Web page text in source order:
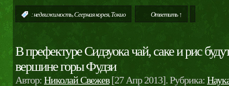
:недвижимость, Сеерная корея, Токио Ответить ↑
В префектуре Сидзуока чай, саке и рис
вершине горы Фудзи
Автор: Николай Свежев[27 Апр 2013]. Рубрика: